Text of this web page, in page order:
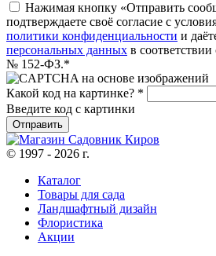
Нажимая кнопку «Отправить
подтверждаете своё согласие с
политики конфиденциальности и
персональных данных в
№ 152-ФЗ.*
Какой код на картинке? *
Введите код с картинки
© 1997 - 2026 г.
Каталог
Товары для сада
Ландшафтный дизайн
Флористика
Акции